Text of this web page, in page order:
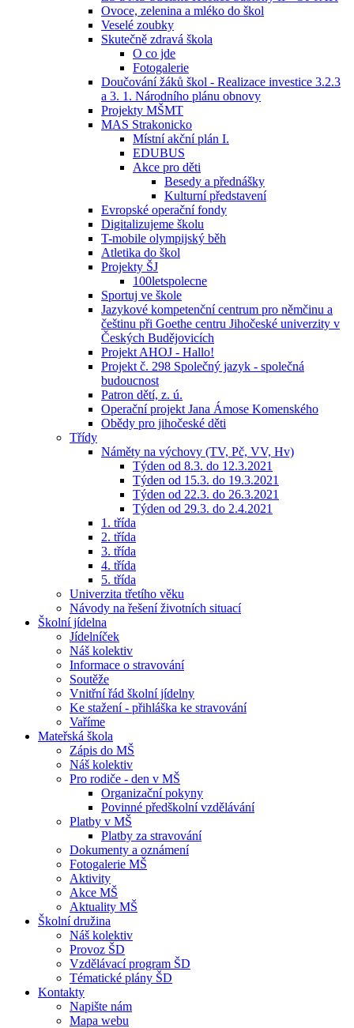
Ovoce, zelenina a mléko do škol
Veselé zoubky
Skutečně zdravá škola
O co jde
Fotogalerie
Doučování žáků škol - Realizace investice 3.2.3
a 3. 1. Národního plánu obnovy
Projekty MŠMT
MAS Strakonicko
Místní akční plán I.
EDUBUS
Akce pro děti
Besedy a přednášky
Kulturní představení
Evropské operační fondy
Digitalizujeme školu
T-mobile olympijský běh
Atletika do škol
Projekty ŠJ
100letspolecne
Sportuj ve škole
Jazykové kompetenční centrum pro němčinu a
češtinu při Goethe centru Jihočeské univerzity v
Českých Budějovicích
Projekt AHOJ - Hallo!
Projekt č. 298 Společný jazyk - společná
budoucnost
Patron dětí, z. ú.
Operační projekt Jana Ámose Komenského
Obědy pro jihočeské děti
Třídy
Náměty na výchovy (TV, Pč, VV, Hv)
Týden od 8.3. do 12.3.2021
Týden od 15.3. do 19.3.2021
Týden od 22.3. do 26.3.2021
Týden od 29.3. do 2.4.2021
1. třída
2. třída
3. třída
4. třída
5. třída
Univerzita třetího věku
Návody na řešení životních situací
Školní jídelna
Jídelníček
Náš kolektiv
Informace o stravování
Soutěže
Vnitřní řád školní jídelny
Ke stažení - přihláška ke stravování
Vaříme
Mateřská škola
Zápis do MŠ
Náš kolektiv
Pro rodiče - den v MŠ
Organizační pokyny
Povinné předškolní vzdělávání
Platby v MŠ
Platby za stravování
Dokumenty a oznámení
Fotogalerie MŠ
Aktivity
Akce MŠ
Aktuality MŠ
Školní družina
Náš kolektiv
Provoz ŠD
Vzdělávací program ŠD
Tématické plány ŠD
Kontakty
Napište nám
Mapa webu